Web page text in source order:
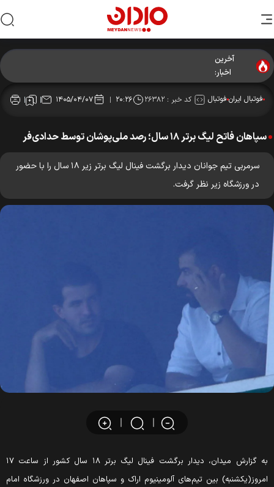
آخرین
اخبار:
فوتبال ایران فوتبال کد خبر :۲۶۳۸۲ ۲۰:۲۶ ۱۴۰۵/۰۴/۰۷
سپاهان فاتح لیگ برتر ۱۸ سال؛ رصد ملی‌پوشان توسط حدادی‌فر
سرمربی تیم جوانان دیدار برگشت فینال لیگ برتر زیر ۱۸ سال را با حضور
در ورزشگاه زیر نظر گرفت.
به گزارش میدان، دیدار برگشت فینال لیگ برتر ۱۸ سال کشور از ساعت ۱۷
امروز(یکشنبه) بین تیم‌های آلومینیوم اراک و سپاهان اصفهان در ورزشگاه امام